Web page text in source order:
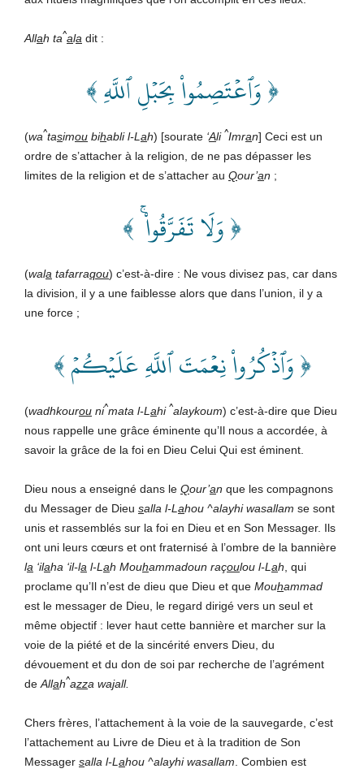
Allah ta^ala dit :
﴿ وَٱعۡتَصِمُواْ بِحَبۡلِ ٱللَّهِ ﴾
(wa^tasimou bihabli l-L ah) [sourate ‘Ali ^Imran] Ceci est un
ordre de s’attacher à la religion, de ne pas dépasser les
limites de la religion et de s’attacher au Qour’an ;
﴿ وَلَا تَفَرَّقُواْ ۚ ﴾
(wala tafarraqou) c’est-à-dire : Ne vous divisez pas, car dans
la division, il y a une faiblesse alors que dans l’union, il y a
une force ;
﴿ وَٱذۡكُرُواْ نِعۡمَتَ ٱللَّهِ عَلَيۡكُمۡ ﴾
(wadhkourou ni^mata l-L ahi ^alaykoum) c’est-à-dire que Dieu
nous rappelle une grâce éminente qu’Il nous a accordée, à
savoir la grâce de la foi en Dieu Celui Qui est éminent.
Dieu nous a enseigné dans le Qour’an que les compagnons
du Messager de Dieu salla l-L ahou ^alayhi wasallam se sont
unis et rassemblés sur la foi en Dieu et en Son Messager. Ils
ont uni leurs cœurs et ont fraternisé à l’ombre de la bannière
la ‘ilaha ‘il-la l-L ah Mouhammadoun raçoulou l-L ah , qui
proclame qu’Il n’est de dieu que Dieu et que Mouhammad
est le messager de Dieu, le regard dirigé vers un seul et
même objectif : lever haut cette bannière et marcher sur la
voie de la piété et de la sincérité envers Dieu, du
dévouement et du don de soi par recherche de l’agrément
de Allah^azza wajall.
Chers frères, l’attachement à la voie de la sauvegarde, c’est
l’attachement au Livre de Dieu et à la tradition de Son
Messager salla l-L ahou ^alayhi wasallam . Combien est